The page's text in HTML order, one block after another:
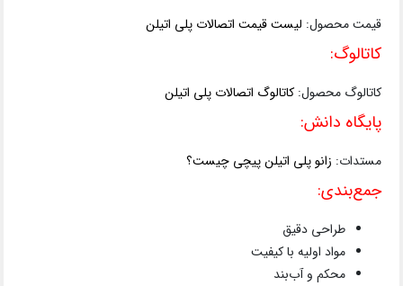
قیمت محصول: لیست قیمت اتصالات پلی اتیلن
کاتالوگ:
کاتالوگ محصول:کاتالوگ اتصالات پلی اتیلن
پایگاه دانش:
مستدات: زانو پلی اتیلن پیچی چیست؟
جمع‌بندی:
طراحی دقیق
مواد اولیه با کیفیت
محکم و آب‌بند